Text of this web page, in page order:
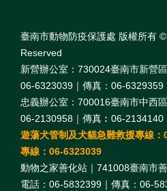
臺南市動物防疫保護處 版權所有
Reserved
新營辦公室：730024臺南市新營
06-6323039｜傳真：06-6329359
忠義辦公室：700016臺南市中西
06-2130958｜傳真︰06-2134140
遊蕩犬管制及犬貓急難救援專線
專線：06-6323039
動物之家善化站｜741008臺南市
電話：06-5832399｜傳真：06-